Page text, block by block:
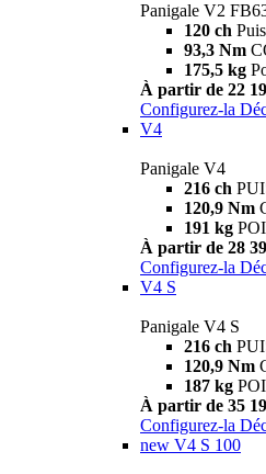
Panigale V2
120 ch
93,3 Nm
175,5 kg
À partir de 22
Configurez-la
V4
Panigale V4
216 ch
120,9 Nm
191 kg
À partir de 28
Configurez-la
V4 S
Panigale V4 S
216 ch
120,9 Nm
187 kg
À partir de 35
Configurez-la
new V4 S 100